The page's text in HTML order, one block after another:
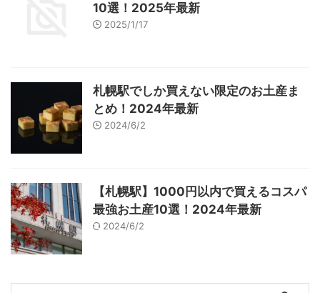
10選！2025年最新
2025/1/17
札幌駅でしか買えない限定のお土産ま
とめ！2024年最新
2024/6/2
【札幌駅】1000円以内で買えるコスパ
最強お土産10選！2024年最新
2024/6/2